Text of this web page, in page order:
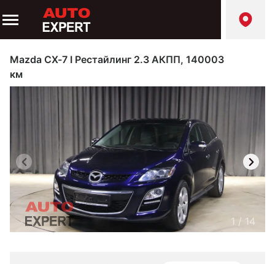
Mazda CX-7 I Рестайлинг 2.3 АКПП, 140003
км
1 / 14